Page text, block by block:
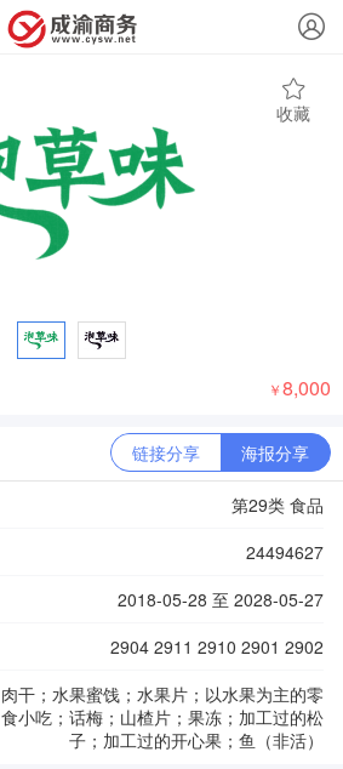
收藏
￥8,000
链接分享 海报分享
第29类 食品
24494627
2018-05-28 至 2028-05-27
2904 2911 2910 2901 2902
肉干；水果蜜饯；水果片；以水果为主的零
食小吃；话梅；山楂片；果冻；加工过的松
子；加工过的开心果；鱼（非活）